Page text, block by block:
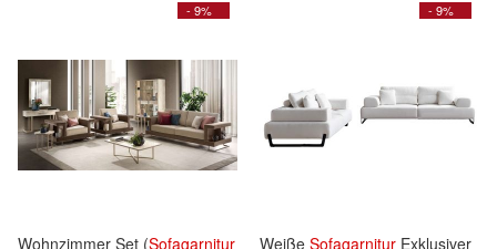
- 9%
Wohnzimmer Set (Sofagarnitur
- 9%
Weiße Sofagarnitur Exklusiver